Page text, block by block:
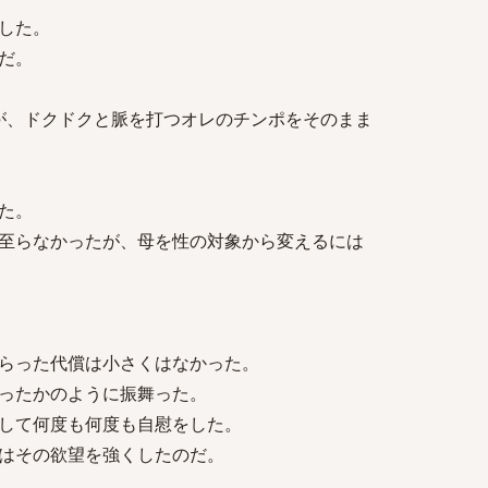
た。
ドクドクと脈を打つオレのチンポをそのまま
らなかったが、母を性の対象から変えるには
た代償は小さくはなかった。
たかのように振舞った。
何度も何度も自慰をした。
その欲望を強くしたのだ。